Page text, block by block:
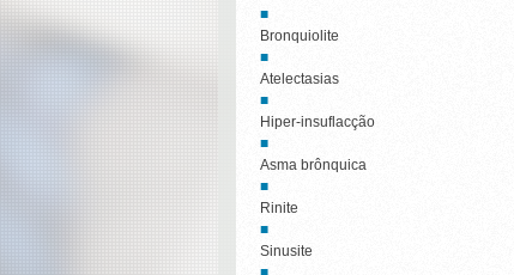
Bronquiolite
Atelectasias
Hiper-insuflacção
Asma brônquica
Rinite
Sinusite